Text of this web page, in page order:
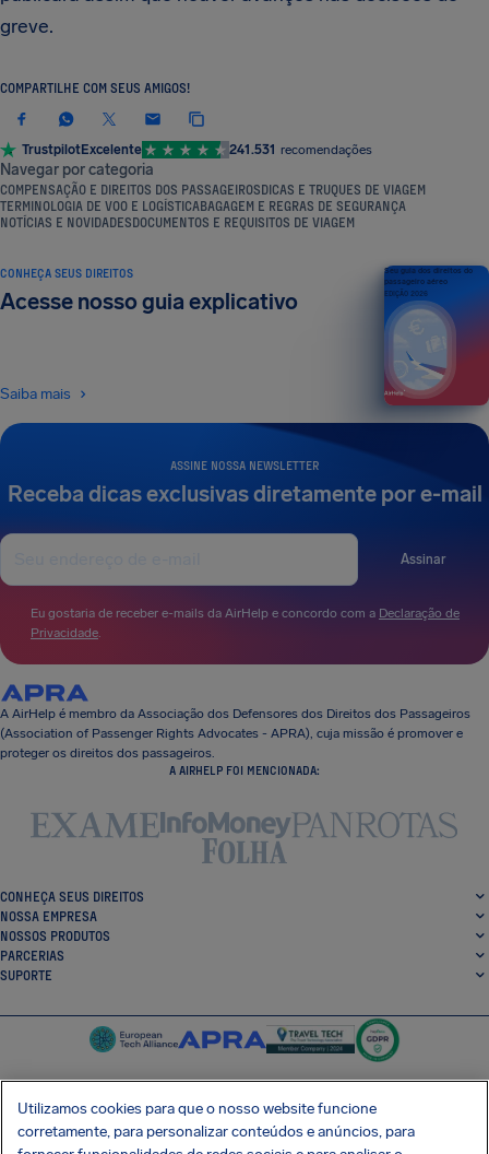
greve.
COMPARTILHE COM SEUS AMIGOS!
TrustpilotExcelente 241.531 recomendações
Navegar por categoria
COMPENSAÇÃO E DIREITOS DOS PASSAGEIROSDICAS E TRUQUES DE VIAGEM
TERMINOLOGIA DE VOO E LOGÍSTICABAGAGEM E REGRAS DE SEGURANÇA
NOTÍCIAS E NOVIDADESDOCUMENTOS E REQUISITOS DE VIAGEM
ASSINE NOSSA NEWSLETTER
Receba dicas exclusivas diretamente por e-mail
Assinar
Eu gostaria de receber e-mails da AirHelp e concordo com a Declaração de
Privacidade.
CONHEÇA SEUS DIREITOS
Acesse nosso guia explicativo
Saiba mais
Seu guia dos direitos do
passageiro aéreo
EDIÇÃO 2026
A AirHelp é membro da Associação dos Defensores dos Direitos dos Passageiros
(Association of Passenger Rights Advocates - APRA), cuja missão é promover e
proteger os direitos dos passageiros.
A AIRHELP FOI MENCIONADA:
CONHEÇA SEUS DIREITOS
NOSSA EMPRESA
NOSSOS PRODUTOS
PARCERIAS
SUPORTE
SocialFacebook
SocialTwitter
SocialInstagram
SocialLinkedin
Utilizamos cookies para que o nosso website funcione
corretamente, para personalizar conteúdos e anúncios, para